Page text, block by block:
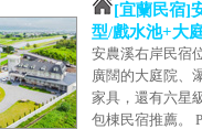
[宜蘭民宿]
型/戲水池+大
安農溪右岸民宿
廣闊的大庭院、
家具，還有六星
包棟民宿推薦。